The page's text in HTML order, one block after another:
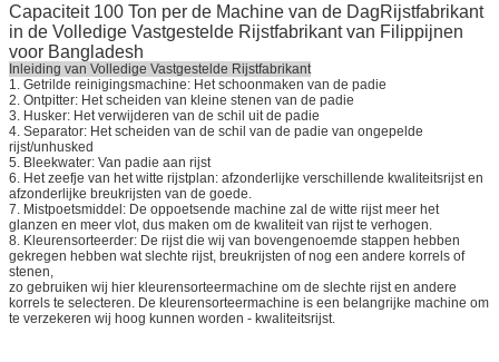
Capaciteit 100 Ton per de Machine van de DagRijstfabrikant
in de Volledige Vastgestelde Rijstfabrikant van Filippijnen
voor Bangladesh
Inleiding van Volledige Vastgestelde Rijstfabrikant
1. Getrilde reinigingsmachine: Het schoonmaken van de padie
2. Ontpitter: Het scheiden van kleine stenen van de padie
3. Husker: Het verwijderen van de schil uit de padie
4. Separator: Het scheiden van de schil van de padie van ongepelde
rijst/unhusked
5. Bleekwater: Van padie aan rijst
6. Het zeefje van het witte rijstplan: afzonderlijke verschillende kwaliteitsrijst en
afzonderlijke breukrijsten van de goede.
7. Mistpoetsmiddel: De oppoetsende machine zal de witte rijst meer het
glanzen en meer vlot, dus maken om de kwaliteit van rijst te verhogen.
8. Kleurensorteerder: De rijst die wij van bovengenoemde stappen hebben
gekregen hebben wat slechte rijst, breukrijsten of nog een andere korrels of
stenen,
zo gebruiken wij hier kleurensorteermachine om de slechte rijst en andere
korrels te selecteren. De kleurensorteermachine is een belangrijke machine om
te verzekeren wij hoog kunnen worden - kwaliteitsrijst.